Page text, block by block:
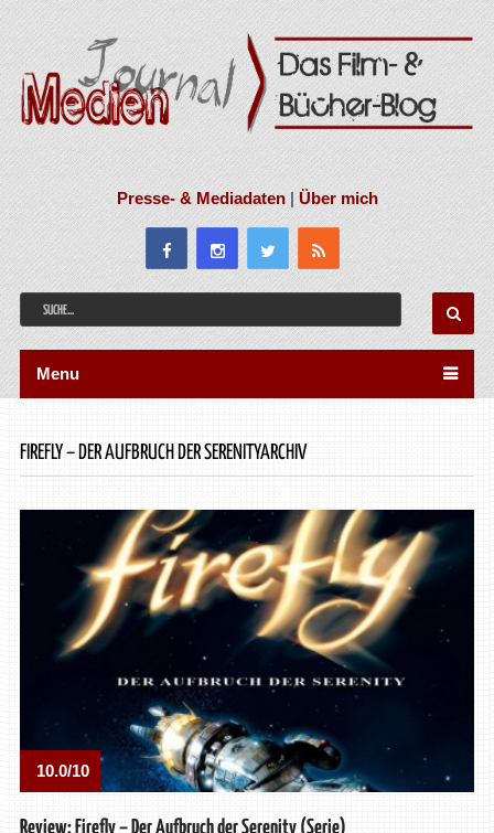
Presse- & Mediadaten|Über mich
Menu
FIREFLY – DER AUFBRUCH DER SERENITYARCHIV
10.0/10
Review: Firefly – Der Aufbruch der Serenity (Serie)